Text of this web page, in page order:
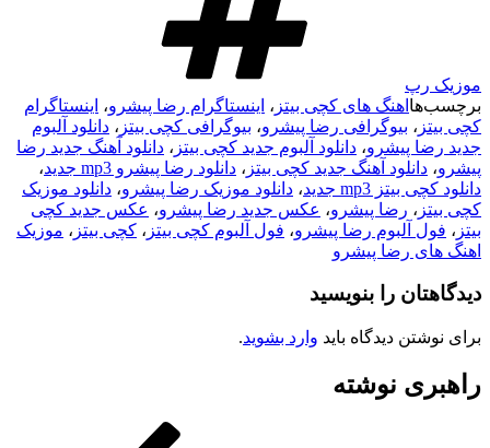
موزیک رپ
برچسب‌ها اهنگ های کچی بیتز ، اینستاگرام رضا پیشرو، اینستاگرام
کچی بیتز ، بیوگرافی رضا پیشرو، بیوگرافی کچی بیتز ، دانلود آلبوم
جدید رضا پیشرو، دانلود آلبوم جدید کچی بیتز ، دانلود آهنگ جدید رضا
پیشرو، دانلود آهنگ جدید کچی بیتز ، دانلود رضا پیشرو mp3 جدید
،
دانلود کچی بیتز mp3 جدید
، دانلود موزیک رضا پیشرو، دانلود موزیک
کچی بیتز ، رضا پیشرو، عکس جدید رضا پیشرو، عکس جدید کچی
بیتز ، فول آلبوم رضا پیشرو، فول آلبوم کچی بیتز ، کچی بیتز ، موزیک
اهنگ های رضا پیشرو
دیدگاهتان را بنویسید
برای نوشتن دیدگاه باید وارد بشوید.
راهبری نوشته